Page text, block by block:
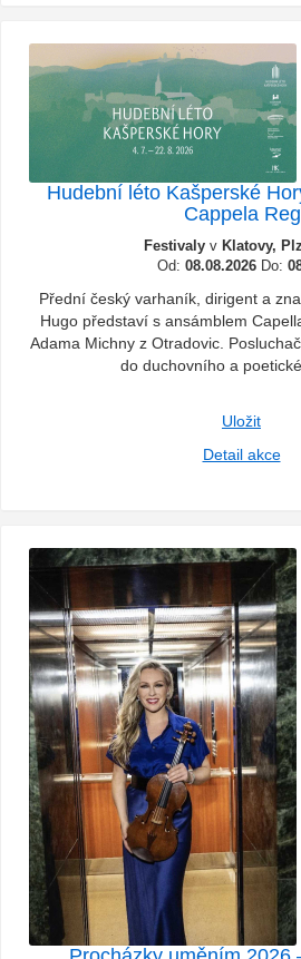
Hudební léto Kašperské
Cappela
Festivalyv Klatovy,
Od: 08.08.2026 Do:
Přední český varhaník, dirigent a
Hugo představí s ansámblem
Adama Michny z Otradovic.
do duchovního a
Uložit
Detail akce